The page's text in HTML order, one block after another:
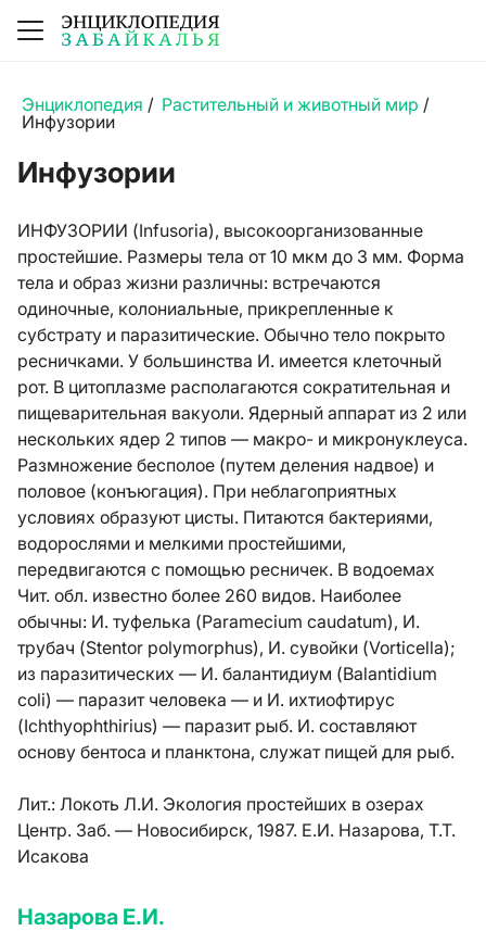
Энциклопедия / Растительный и животный мир /
Инфузории
Инфузории
ИНФУЗОРИИ (Infusoria), высокоорганизованные
простейшие. Размеры тела от 10 мкм до 3 мм. Форма
тела и образ жизни различны: встречаются
одиночные, колониальные, прикрепленные к
субстрату и паразитические. Обычно тело покрыто
ресничками. У большинства И. имеется клеточный
рот. В цитоплазме располагаются сократительная и
пищеварительная вакуоли. Ядерный аппарат из 2 или
нескольких ядер 2 типов — макро- и микронуклеуса.
Размножение бесполое (путем деления надвое) и
половое (конъюгация). При неблагоприятных
условиях образуют цисты. Питаются бактериями,
водорослями и мелкими простейшими,
передвигаются с помощью ресничек. В водоемах
Чит. обл. известно более 260 видов. Наиболее
обычны: И. туфелька (Paramecium caudatum), И.
трубач (Stentor polymorphus), И. сувойки (Vorticella);
из паразитических — И. балантидиум (Balantidium
coli) — паразит человека — и И. ихтиофтирус
(Ichthyophthirius) — паразит рыб. И. составляют
основу бентоса и планктона, служат пищей для рыб.
Лит.: Локоть Л.И. Экология простейших в озерах
Центр. Заб. — Новосибирск, 1987. Е.И. Назарова, Т.Т.
Исакова
Назарова Е.И.